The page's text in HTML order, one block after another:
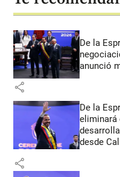
De la
anunció
share
De la
eliminará
desde
share